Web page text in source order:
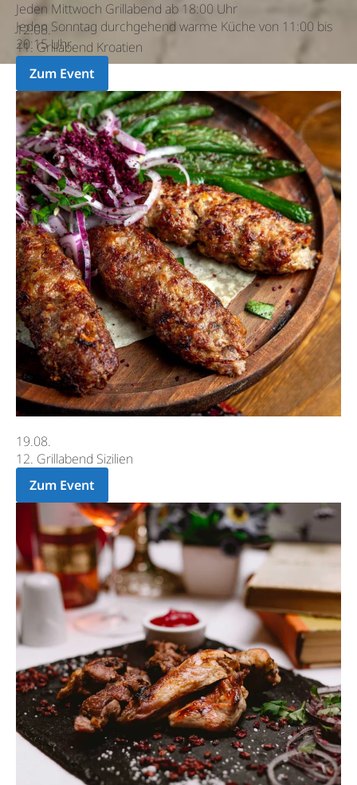
Jeden Mittwoch Grillabend ab 18:00 Uhr
Jeden Sonntag durchgehend warme Küche von 11:00 bis
20:15 Uhr
12.08.
11. Grillabend Kroatien
Zum Event
19.08.
12. Grillabend Sizilien
Zum Event